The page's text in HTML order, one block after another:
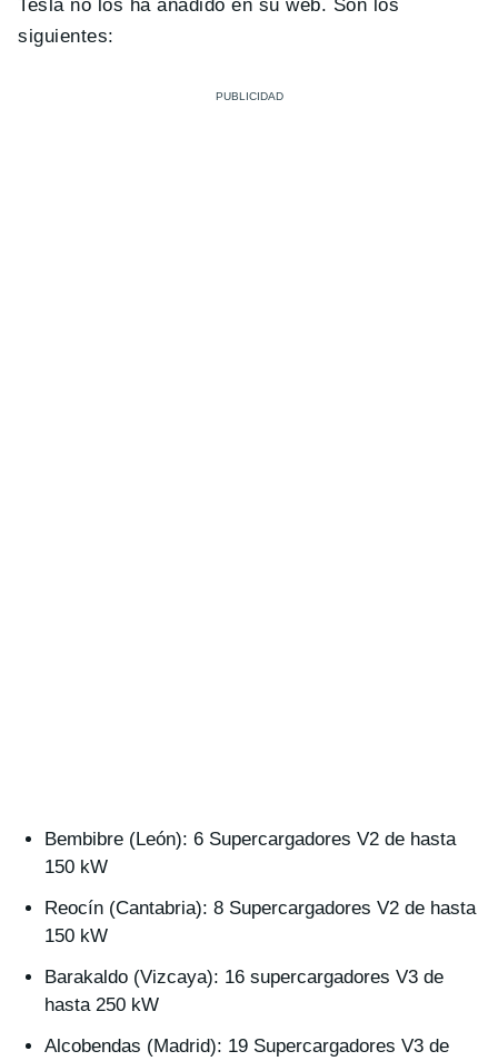
Tesla no los ha añadido en su web. Son los
siguientes:
Bembibre (León): 6 Supercargadores V2 de hasta
150 kW
Reocín (Cantabria): 8 Supercargadores V2 de hasta
150 kW
Barakaldo (Vizcaya): 16 supercargadores V3 de
hasta 250 kW
Alcobendas (Madrid): 19 Supercargadores V3 de